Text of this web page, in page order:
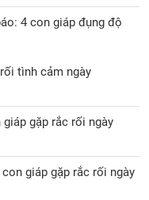
4 con giáp đụng độ
tình cảm ngày
gặp rắc rối ngày
giáp gặp rắc rối ngày